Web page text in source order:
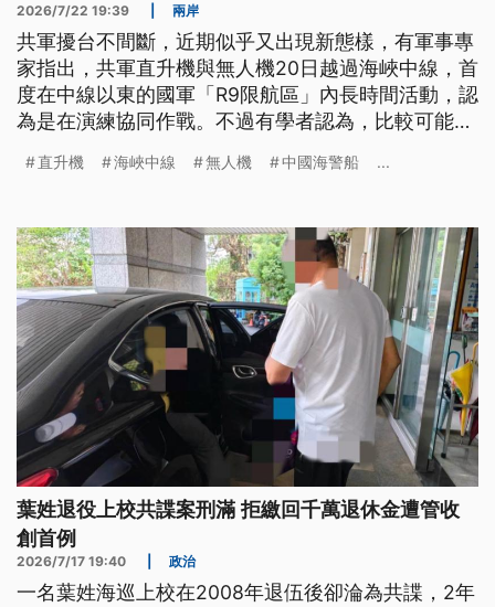
2026/7/22 19:39 兩岸
共軍擾台不間斷，近期似乎又出現新態樣，有軍事專
家指出，共軍直升機與無人機20日越過海峽中線，首
度在中線以東的國軍「R9限航區」內長時間活動，認
為是在演練協同作戰。不過有學者認為，比較可能是
過台海的美國海軍調查船。
直升機 海峽中線 無人機 中國海警船 ...
葉姓退役上校共諜案刑滿 拒繳回千萬退休金遭管收
創首例
2026/7/17 19:40 政治
一名葉姓海巡上校在2008年退伍後卻淪為共諜，2年